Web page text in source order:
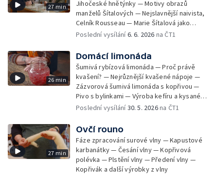
27 min
Jihočeské hnětýnky — Motivy obrazů
manželů Šítalových — Nejslavnější naivista,
Celník Rousseau — Marie Šítalová jako
básnířka; Osud děl manželů Šítalových
Poslední vysílání6. 6. 2026 na ČT1
26 min
Domácí limonáda
Šumivá rybízová limonáda — Proč právě
kvašení? — Nejrůznější kvašené nápoje —
Zázvorová šumivá limonáda s kopřivou —
Pivo s bylinkami — Výroba kefíru a kysaného
mléka — Kefír s česnekem a koprem —
Poslední vysílání30. 5. 2026na ČT1
27 min
Ovčí rouno
Fáze zpracování surové vlny — Kapustové
karbanátky — Česání vlny — Kopřivová
polévka — Plstění vlny — Předení vlny —
Kopřivák a další výrobky z vlny